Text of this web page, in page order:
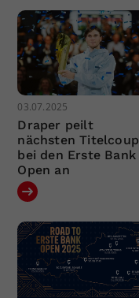
03.07.2025
Draper peilt
nächsten Titelcoup
bei den Erste Bank
Open an